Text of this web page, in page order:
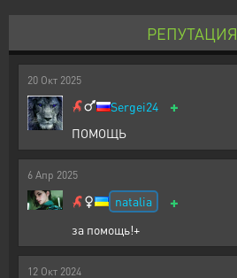
РЕПУТАЦИЯ
20 Окт 2025
Sergei24 +
ПОМОЩЬ
6 Апр 2025
natalia +
за помощь!+
12 Окт 2024